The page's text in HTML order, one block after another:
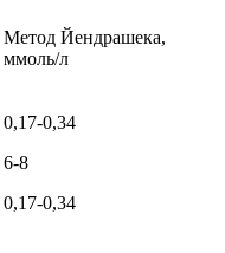
Метод Йендрашека,
ммоль/л
0,17-0,34
6-8
0,17-0,34